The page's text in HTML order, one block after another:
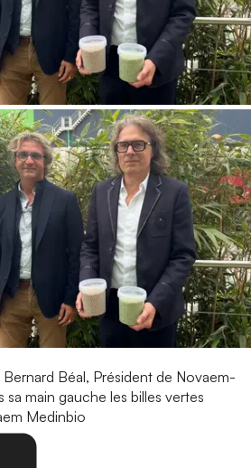
Béal, Président de Novaem-
main gauche les billes vertes
Medinbio